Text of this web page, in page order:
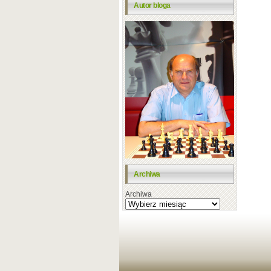
Autor bloga
Archiwa
Archiwa